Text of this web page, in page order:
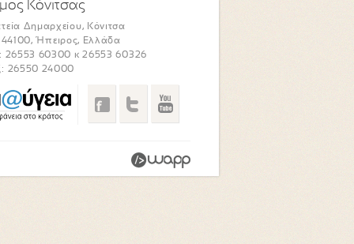
Κόνιτσας
Δημαρχείου, Κόνιτσα
44100, Ήπειρος, Ελλάδα
26553 60300 κ 26553 60326
26550 24000